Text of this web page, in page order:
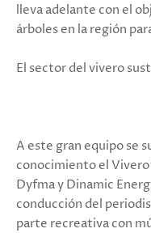
lleva adelante con el
árboles en la región
El sector del vivero
A este gran equipo se
conocimiento el
Dyfma y Dinamic
conducción del
parte recreativa con